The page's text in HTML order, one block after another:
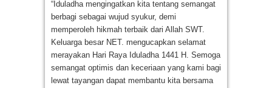
“Iduladha mengingatkan kita tentang semangat
berbagi sebagai wujud syukur, demi
memperoleh hikmah terbaik dari Allah SWT.
Keluarga besar NET. mengucapkan selamat
merayakan Hari Raya Iduladha 1441 H. Semoga
semangat optimis dan keceriaan yang kami bagi
lewat tayangan dapat membantu kita bersama